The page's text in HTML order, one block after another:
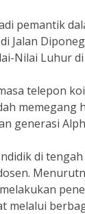
pemantik
Jalan
Nilai Luhur di
telepon
memegang
generasi
di
melalui